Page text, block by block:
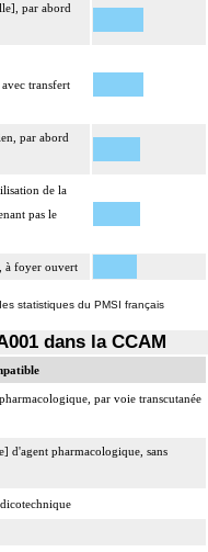
par abord
transfert
par abord
de la
pas le
à foyer ouvert
statistiques du PMSI français
dans la CCAM
par voie transcutanée
d'agent pharmacologique, sans